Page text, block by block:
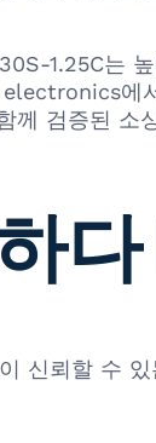
1.25C는
에
께 검증된 소
신뢰할 수